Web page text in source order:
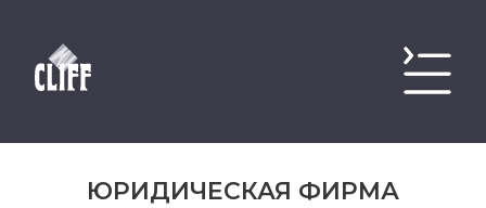
ЮРИДИЧЕСКАЯ ФИРМА